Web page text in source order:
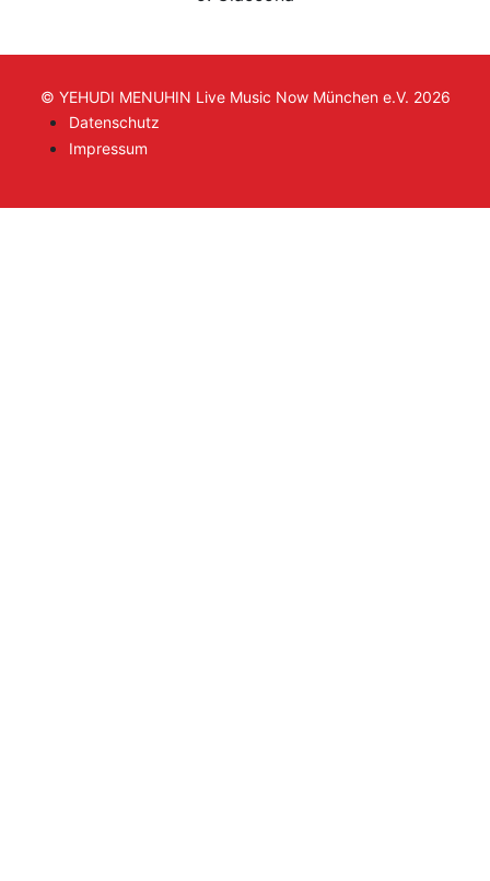
© YEHUDI MENUHIN Live Music Now München e.V. 2026
Datenschutz
Impressum